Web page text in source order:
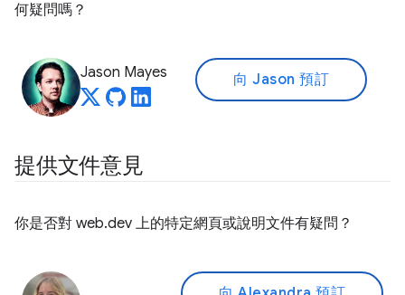
何疑問嗎？
Jason Mayes 向 Jason 預訂
提供文件意見
你是否對 web.dev 上的特定網頁或說明文件有疑問？